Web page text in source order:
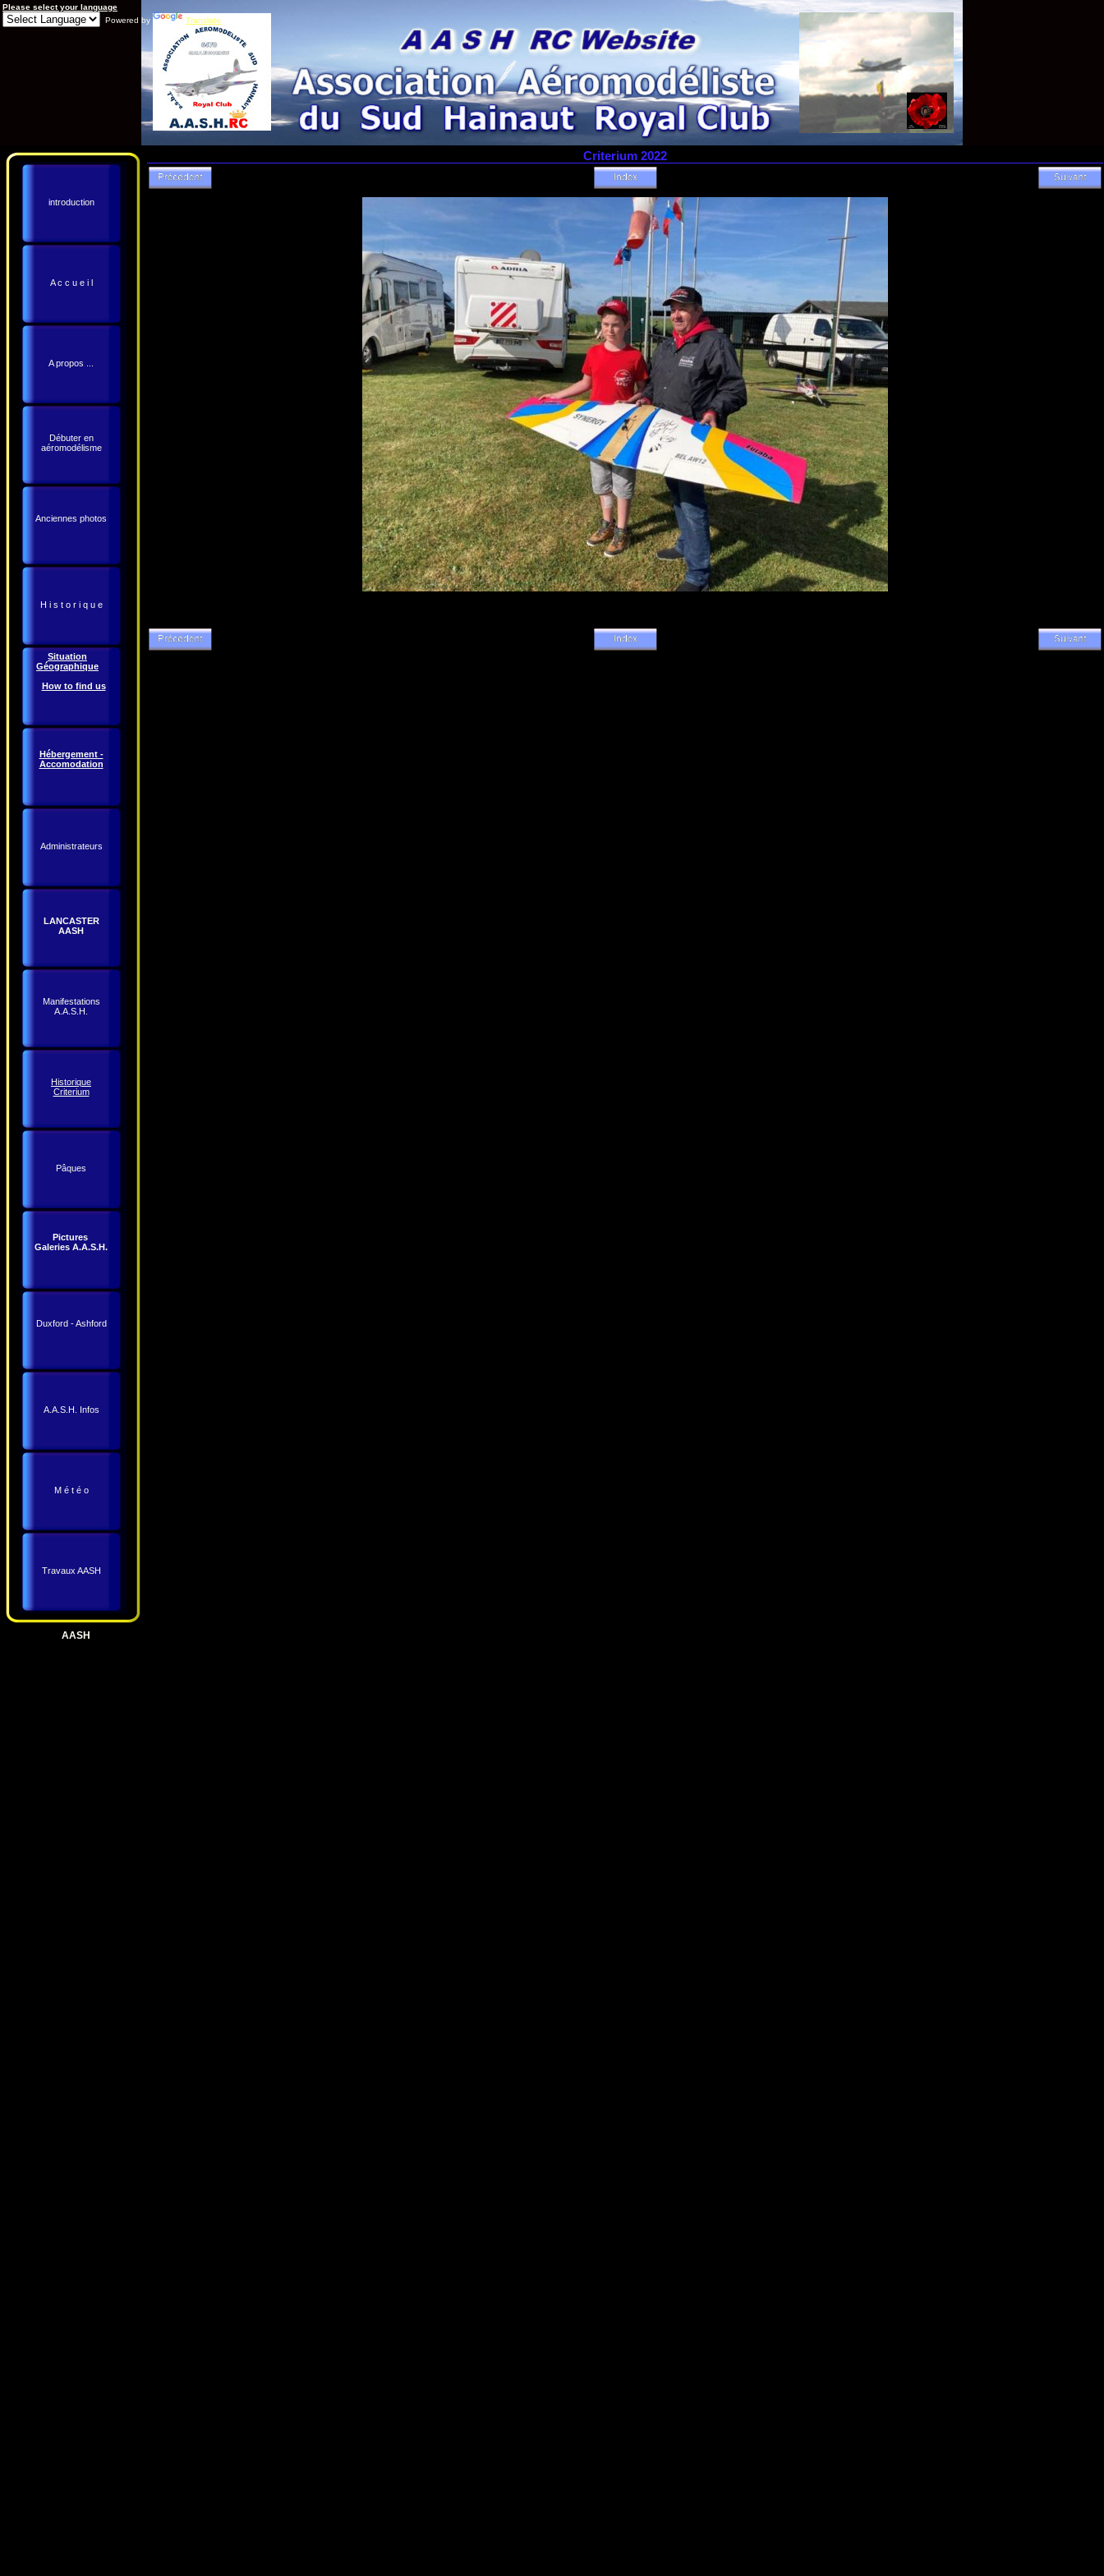
Please select your language
Powered by
Translate
introduction
A c c u e i l
A propos ...
Débuter en
aéromodélisme
Anciennes photos
H i s t o r i q u e
Situation
Géographique
How to find us
Hébergement -
Accomodation
Administrateurs
LANCASTER
AASH
Manifestations
A.A.S.H.
Historique
Criterium
Pâques
Pictures
Galeries A.A.S.H.
Duxford - Ashford
A.A.S.H. Infos
M é t é o
Travaux AASH
AASH
Criterium 2022